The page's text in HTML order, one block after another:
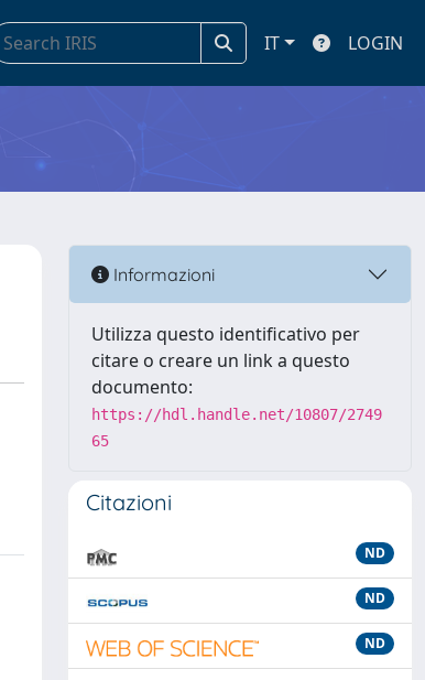
IT LOGIN
Informazioni
Utilizza questo identificativo per
citare o creare un link a questo
documento:
https://hdl.handle.net/10807/2749
65
Citazioni
ND
ND
ND